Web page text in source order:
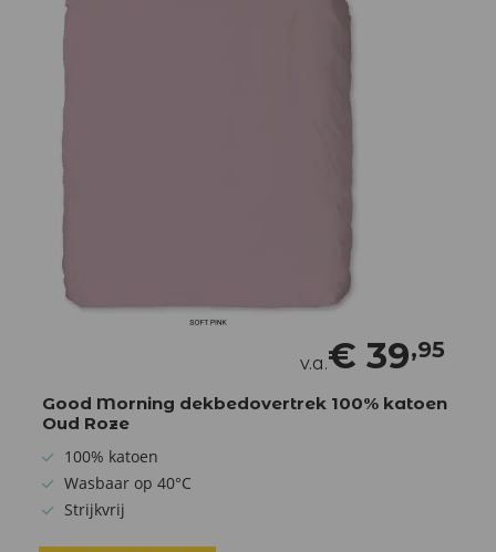
v.a.€ 39,95
Good Morning dekbedovertrek 100% katoen
Oud Roze
100% katoen
Wasbaar op 40°C
Strijkvrij